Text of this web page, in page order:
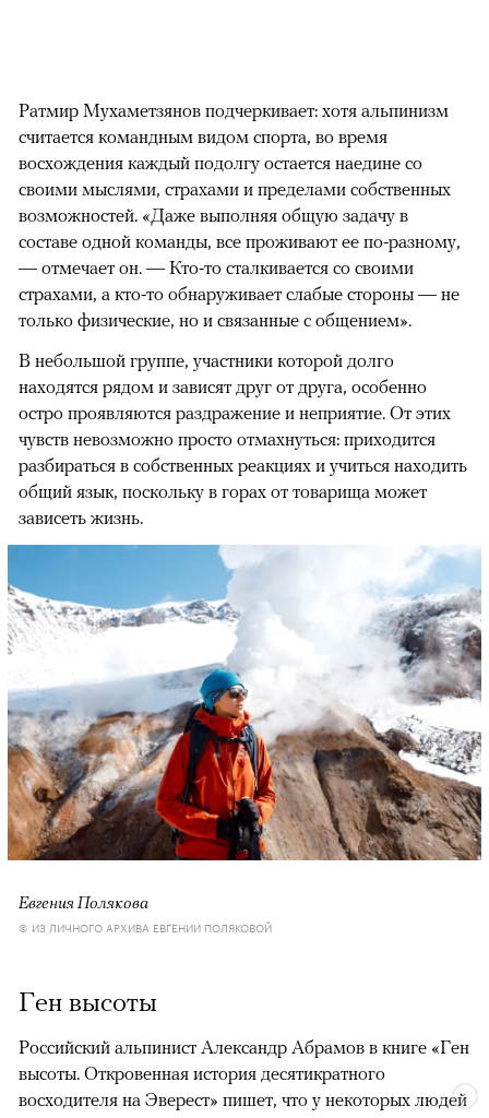
Ратмир Мухаметзянов подчеркивает: хотя альпинизм
считается командным видом спорта, во время
восхождения каждый подолгу остается наедине со
своими мыслями, страхами и пределами собственных
возможностей. «Даже выполняя общую задачу в
составе одной команды, все проживают ее по-разному,
— отмечает он. — Кто-то сталкивается со своими
страхами, а кто-то обнаруживает слабые стороны — не
только физические, но и связанные с общением».
В небольшой группе, участники которой долго
находятся рядом и зависят друг от друга, особенно
остро проявляются раздражение и неприятие. От этих
чувств невозможно просто отмахнуться: приходится
разбираться в собственных реакциях и учиться находить
общий язык, поскольку в горах от товарища может
зависеть жизнь.
Евгения Полякова
© ИЗ ЛИЧНОГО АРХИВА ЕВГЕНИИ ПОЛЯКОВОЙ
Ген высоты
Российский альпинист Александр Абрамов в книге «Ген
высоты. Откровенная история десятикратного
восходителя на Эверест» пишет, что у некоторых людей